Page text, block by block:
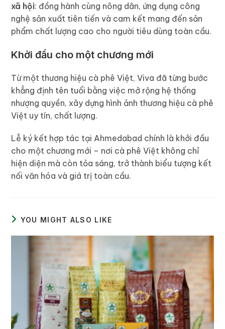
xã hội: đồng hành cùng nông dân, ứng dụng công
nghệ sản xuất tiên tiến và cam kết mang đến sản
phẩm chất lượng cao cho người tiêu dùng toàn cầu.
Khởi đầu cho một chương mới
Từ một thương hiệu cà phê Việt, Viva đã từng bước
khẳng định tên tuổi bằng việc mở rộng hệ thống
nhượng quyền, xây dựng hình ảnh thương hiệu cà phê
Việt uy tín, chất lượng.
Lễ ký kết hợp tác tại Ahmedabad chính là khởi đầu
cho một chương mới – nơi cà phê Việt không chỉ
hiện diện mà còn tỏa sáng, trở thành biểu tượng kết
nối văn hóa và giá trị toàn cầu.
YOU MIGHT ALSO LIKE